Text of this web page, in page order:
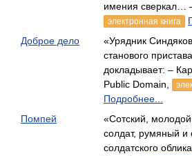
имения сверкал…
электронная книга
Доброе дело
«Урядник
станового
докладывает: –
Public Domain,
Подробнее...
Помпей
«Сотский,
солдат, румяный
солдатского